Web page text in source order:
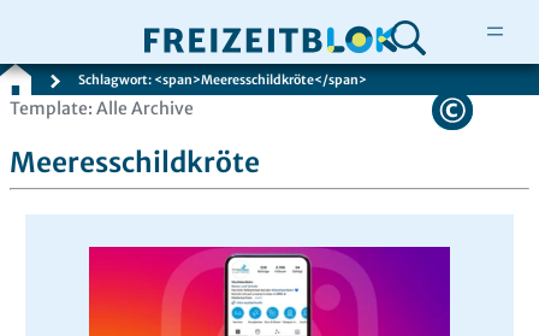
Zum
springen
Schlagwort: <span>Meeresschildkröte</span>
Template: Alle Archive
Meeresschildkröte